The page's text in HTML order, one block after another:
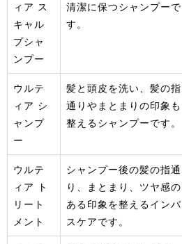
ィア ス
キャル
プシャ
ンプー
清潔に保つシャンプーで
す。
ウルテ
ィア シ
ャンプ
ー
髪と頭皮を洗い、髪の指
通りやまとまりの印象も
整えるシャンプーです。
ウルテ
ィア ト
リート
メント
シャンプー後の髪の指通
り、まとまり、ツヤ感の
ある印象を整えるインバ
スケアです。